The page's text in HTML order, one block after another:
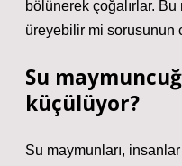
bölünerek çoğalırlar.
üreyebilir mi sorusunun
Su
küçülüyor?
Su maymunları,